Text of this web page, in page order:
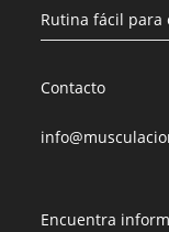
Rutina fácil para
Contacto
Encuentra